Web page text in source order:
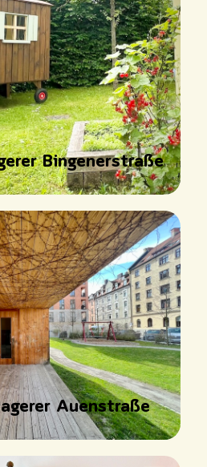
Bingenerstraße
Auenstraße